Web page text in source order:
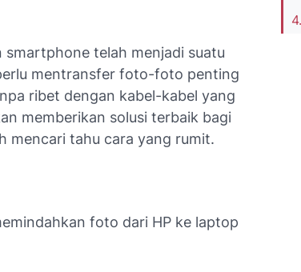
smartphone telah menjadi suatu
mentransfer foto-foto penting
ribet dengan kabel-kabel yang
memberikan solusi terbaik bagi
mencari tahu cara yang rumit.
foto dari HP ke laptop